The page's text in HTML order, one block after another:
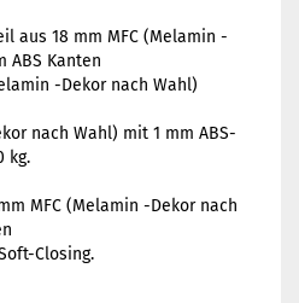
aus 18 mm MFC (Melamin -
ABS Kanten
-Dekor nach Wahl)
nach Wahl) mit 1 mm ABS-
kg.
MFC (Melamin -Dekor nach
Closing.